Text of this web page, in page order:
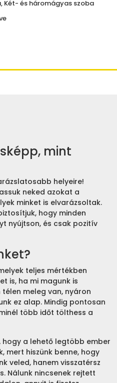
Két- és háromágyas szoba
mint
helyeire!
neked azokat a
minket is elvarázsoltak.
hogy minden
nyújtson, és csak pozitív
teljes mértékben
is, ha mi magunk is
meleg van, nyáron
ez alap. Mindig pontosan
több időt tölthess a
a lehető legtöbb ember
mert hiszünk benne, hogy
veled, hanem visszatérsz
Nálunk nincsenek rejtett